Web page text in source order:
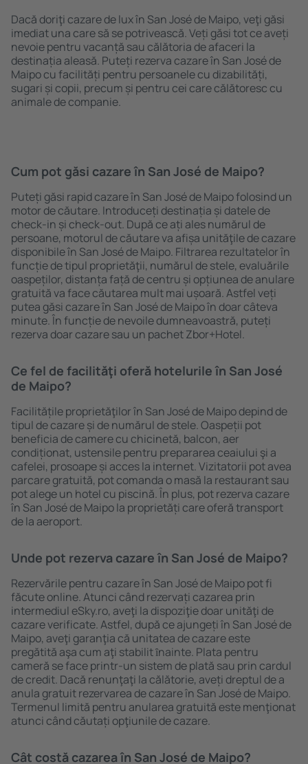
Dacă doriţi cazare de lux în San José de Maipo, veţi găsi
imediat una care să se potrivească. Veți găsi tot ce aveți
nevoie pentru vacanță sau călătoria de afaceri la
destinația aleasă. Puteți rezerva cazare în San José de
Maipo cu facilități pentru persoanele cu dizabilități,
sugari și copii, precum și pentru cei care călătoresc cu
animale de companie.
Cum pot găsi cazare în San José de Maipo?
Puteți găsi rapid cazare în San José de Maipo folosind un
motor de căutare. Introduceți destinația și datele de
check-in și check-out. După ce ați ales numărul de
persoane, motorul de căutare va afișa unităţile de cazare
disponibile în San José de Maipo. Filtrarea rezultatelor în
funcție de tipul proprietăţii, numărul de stele, evaluările
oaspeților, distanța față de centru și opțiunea de anulare
gratuită va face căutarea mult mai ușoară. Astfel veți
putea găsi cazare în San José de Maipo în doar câteva
minute. În funcție de nevoile dumneavoastră, puteți
rezerva doar cazare sau un pachet Zbor+Hotel.
Ce fel de facilităţi oferă hotelurile în San José
de Maipo?
Facilitățile proprietăţilor în San José de Maipo depind de
tipul de cazare și de numărul de stele. Oaspeții pot
beneficia de camere cu chicinetă, balcon, aer
condiționat, ustensile pentru prepararea ceaiului şi a
cafelei, prosoape și acces la internet. Vizitatorii pot avea
parcare gratuită, pot comanda o masă la restaurant sau
pot alege un hotel cu piscină. În plus, pot rezerva cazare
în San José de Maipo la proprietăți care oferă transport
de la aeroport.
Unde pot rezerva cazare în San José de Maipo?
Rezervările pentru cazare în San José de Maipo pot fi
făcute online. Atunci când rezervați cazarea prin
intermediul eSky.ro, aveţi la dispoziţie doar unităţi de
cazare verificate. Astfel, după ce ajungeți în San José de
Maipo, aveţi garanţia că unitatea de cazare este
pregătită aşa cum aţi stabilit ȋnainte. Plata pentru
cameră se face printr-un sistem de plată sau prin cardul
de credit. Dacă renunţaţi la călătorie, aveți dreptul de a
anula gratuit rezervarea de cazare în San José de Maipo.
Termenul limită pentru anularea gratuită este menţionat
atunci când căutați opţiunile de cazare.
Cât costă cazarea în San José de Maipo?